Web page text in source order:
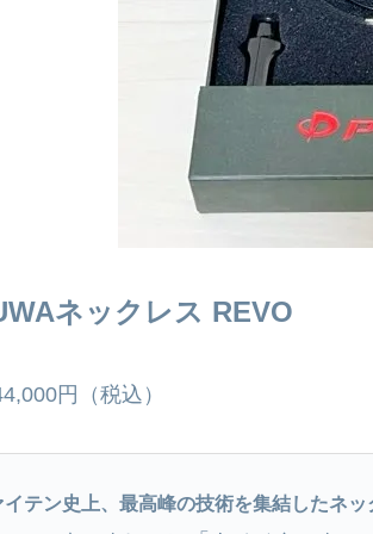
ネックレス REVO
円（税込）
イテン史上、最高峰の技術を集結したネッ